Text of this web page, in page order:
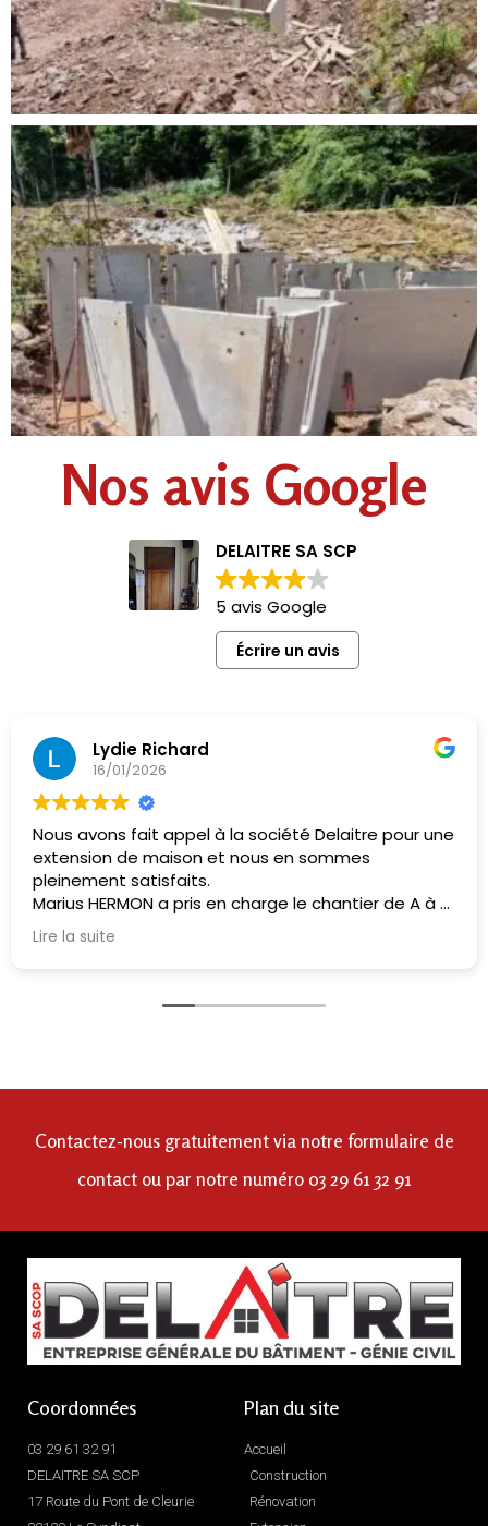
Nos avis Google
DELAITRE SA SCP
5 avis Google
Écrire un avis
Lydie Richard
16/01/2026
Nous avons fait appel à la société Delaitre pour une
extension de maison et nous en sommes
pleinement satisfaits.
Marius HERMON a pris en charge le chantier de A à Z
(devis, plans, demande préalable, suivi des travaux,
etc.). Son professionnalisme est exemplaire : il
des personnes compétentes, agréables et très
Nous recommandons la société Delaitre les yeux
fermés.
Lire la suite
Contactez-nous gratuitement via notre formulaire de
contact ou par notre numéro 03 29 61 32 91
Coordonnées
03 29 61 32 91
DELAITRE SA SCP
17 Route du Pont de Cleurie
Plan du site
Accueil
Construction
Rénovation